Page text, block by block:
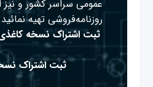
عمومی سراسر کشور و نیز
روزنامه‌فروشی تهیه
ثبت اشتراک نسخه
ثبت اشتراک